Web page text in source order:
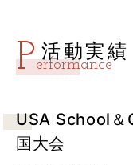
活動実績
Performance
USA School
国大会